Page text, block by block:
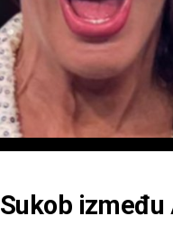
Sukob između